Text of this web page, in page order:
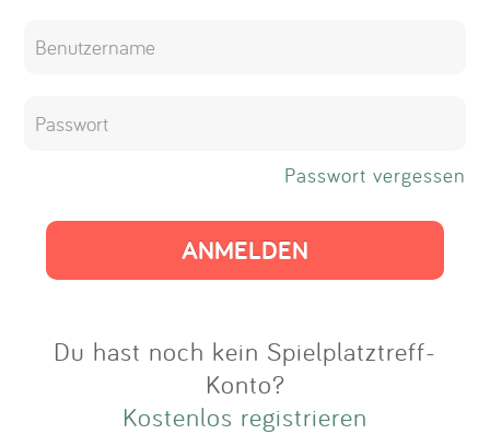
Passwort vergessen
Du hast noch kein Spielplatztreff-
Konto?
Kostenlos registrieren